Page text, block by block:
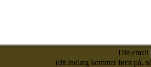
Din email
(dit indlæg kommer først på,